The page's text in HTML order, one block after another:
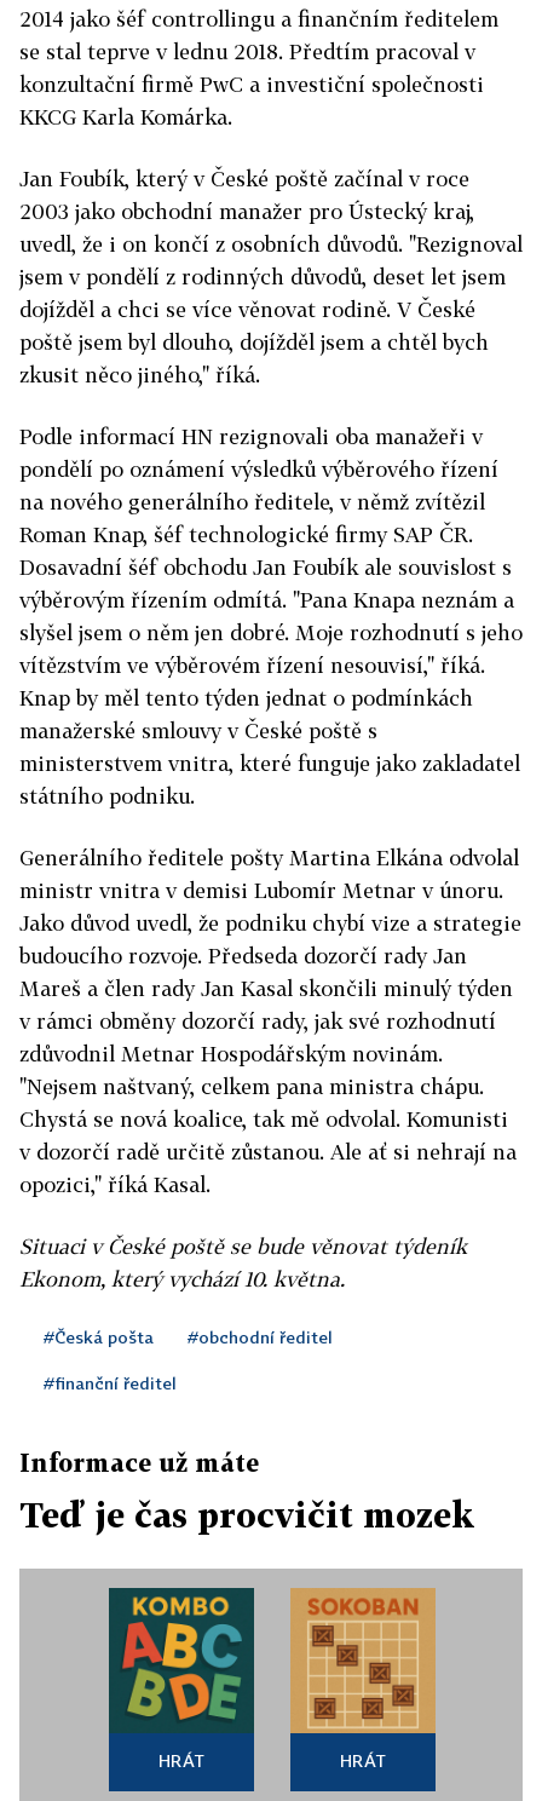
2014 jako šéf controllingu a finančním ředitelem
se stal teprve v lednu 2018. Předtím pracoval v
konzultační firmě PwC a investiční společnosti
KKCG Karla Komárka.
Jan Foubík, který v České poště začínal v roce
2003 jako obchodní manažer pro Ústecký kraj,
uvedl, že i on končí z osobních důvodů. "Rezignoval
jsem v pondělí z rodinných důvodů, deset let jsem
dojížděl a chci se více věnovat rodině. V České
poště jsem byl dlouho, dojížděl jsem a chtěl bych
zkusit něco jiného," říká.
Podle informací HN rezignovali oba manažeři v
pondělí po oznámení výsledků výběrového řízení
na nového generálního ředitele, v němž zvítězil
Roman Knap, šéf technologické firmy SAP ČR.
Dosavadní šéf obchodu Jan Foubík ale souvislost s
výběrovým řízením odmítá. "Pana Knapa neznám a
slyšel jsem o něm jen dobré. Moje rozhodnutí s jeho
vítězstvím ve výběrovém řízení nesouvisí," říká.
Knap by měl tento týden jednat o podmínkách
manažerské smlouvy v České poště s
ministerstvem vnitra, které funguje jako zakladatel
státního podniku.
Generálního ředitele pošty Martina Elkána odvolal
ministr vnitra v demisi Lubomír Metnar v únoru.
Jako důvod uvedl, že podniku chybí vize a strategie
budoucího rozvoje. Předseda dozorčí rady Jan
Mareš a člen rady Jan Kasal skončili minulý týden
v rámci obměny dozorčí rady, jak své rozhodnutí
zdůvodnil Metnar Hospodářským novinám.
"Nejsem naštvaný, celkem pana ministra chápu.
Chystá se nová koalice, tak mě odvolal. Komunisti
v dozorčí radě určitě zůstanou. Ale ať si nehrají na
opozici," říká Kasal.
Situaci v České poště se bude věnovat týdeník
Ekonom, který vychází 10. května.
#Česká pošta #obchodní ředitel
#finanční ředitel
Informace už máte
Teď je čas procvičit mozek
HRÁT HRÁT